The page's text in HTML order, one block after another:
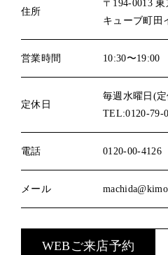
住所
〒194-0013
キューブ町田
営業時間 10:30〜19:00
定休日
毎週水曜日(
TEL:0120-79-
電話 0120-00-4126
メール
WEBご来店予約